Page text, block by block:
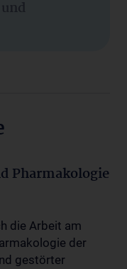
Pharmakologie
die Arbeit am
der
gestörter